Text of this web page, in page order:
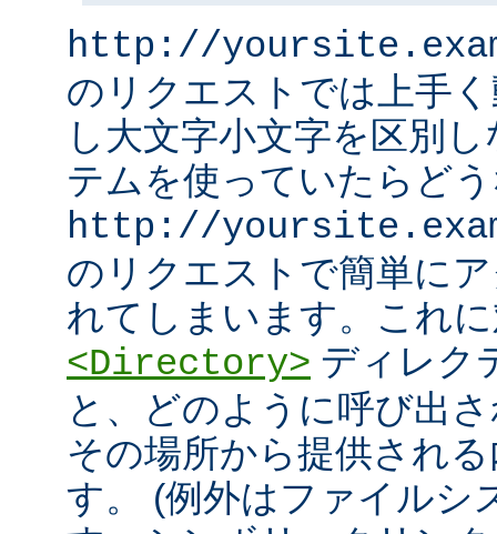
http://
のリクエストでは上手
し大文字小文字を区別
テムを使っていたらど
http://
のリクエストで簡単に
れてしまいます。これ
<Directory> ディレク
と、どのように呼び出
その場所から提供され
す。 (例外はファイルシ